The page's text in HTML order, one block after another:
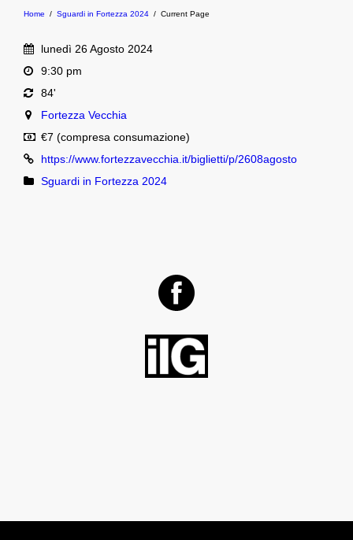
Home / Sguardi in Fortezza 2024 / Current Page
lunedì 26 Agosto 2024
9:30 pm
84'
Fortezza Vecchia
€7 (compresa consumazione)
https://www.fortezzavecchia.it/biglietti/p/2608agosto
Sguardi in Fortezza 2024